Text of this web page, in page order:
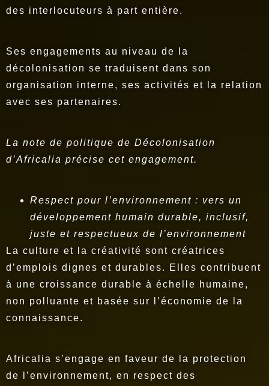
des interlocuteurs à part entière.
Ses engagements au niveau de la
décolonisation se traduisent dans son
organisation interne, ses activités et la relation
avec ses partenaires.
La note de politique de Décolonisation
d’Africalia précise cet engagement.
Respect pour l’environnement : vers un
développement humain durable, inclusif,
juste et respectueux de l’environnement
La culture et la créativité sont créatrices
d’emplois dignes et durables. Elles contribuent
à une croissance durable à échelle humaine,
non polluante et basée sur l’économie de la
connaissance.
Africalia s’engage en faveur de la protection
de l’environnement, en respect des